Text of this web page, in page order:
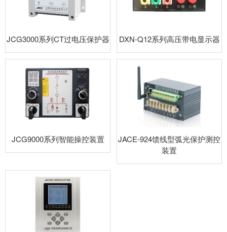
JCG3000系列CT过电压保护器 DXN-Q12系列高压带电显示器
JCG9000系列智能操控装置
JACE-924馈线型弧光保护测控
装置